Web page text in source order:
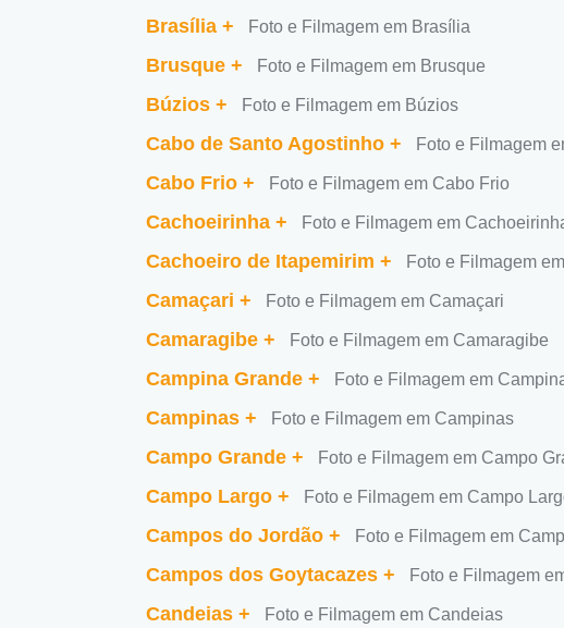
Brasília + Foto e Filmagem em Brasília
Brusque + Foto e Filmagem em Brusque
Búzios + Foto e Filmagem em Búzios
Cabo de Santo Agostinho + Foto e Filmagem
Cabo Frio + Foto e Filmagem em Cabo Frio
Cachoeirinha + Foto e Filmagem em
Cachoeiro de Itapemirim + Foto e Filmagem
Camaçari + Foto e Filmagem em Camaçari
Camaragibe + Foto e Filmagem em Camaragibe
Campina Grande + Foto e Filmagem em
Campinas + Foto e Filmagem em Campinas
Campo Grande + Foto e Filmagem em Campo
Campo Largo + Foto e Filmagem em Campo
Campos do Jordão + Foto e Filmagem em
Campos dos Goytacazes + Foto e Filmagem
Candeias + Foto e Filmagem em Candeias